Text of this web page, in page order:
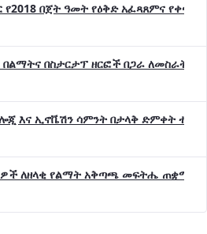
በጀት ዓመት የዕቅድ አፈጻጸምና
በስታርታፕ ዘርፎች በጋራ ለመስራት
እና ኢኖቬሽን ሳምንት በታላቅ ድምቀት
ለዘላቂ የልማት አቅጣጫ መፍትሔ ጠቋሚ